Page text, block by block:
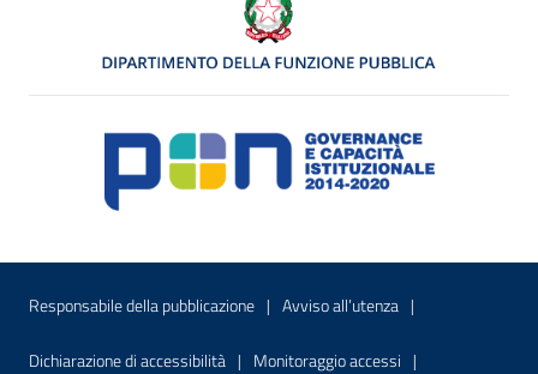
Menu di servizio
Responsabile della pubblicazione Sito interno - Apre in una nuova
Avviso all’utenza Sito interno -
Dichiarazione di accessibilità Sito interno - Apre in una nuova finestra
Monitoraggio accessi Sito interno -